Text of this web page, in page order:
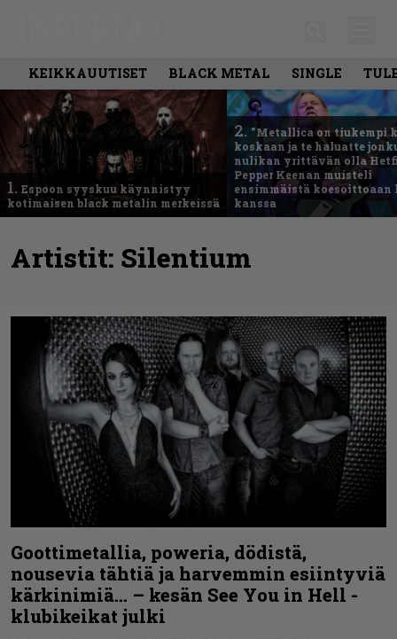
KEIKKAUUTISET BLACK METAL SINGLE
1. Espoon syyskuu käynnistyy
kotimaisen black metalin merkeissä
2. ”Metallica on tiukempi
koskaan ja te haluatte
nulikan yrittävän olla
Pepper Keenan muisteli
ensimmäistä
kanssa
Artistit: Silentium
Goottimetallia, poweria, dödistä,
nousevia tähtiä ja harvemmin esiintyviä
kärkinimiä… – kesän See You in Hell -
klubikeikat julki